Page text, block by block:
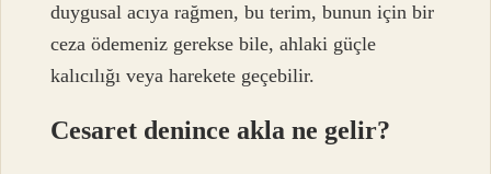
duygusal acıya rağmen, bu terim, bunun için bir
ceza ödemeniz gerekse bile, ahlaki güçle
kalıcılığı veya harekete geçebilir.
Cesaret denince akla ne gelir?